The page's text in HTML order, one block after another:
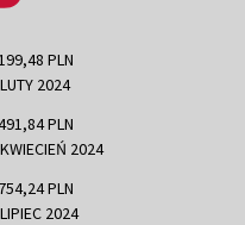
PLN
2024
PLN
2024
PLN
2024